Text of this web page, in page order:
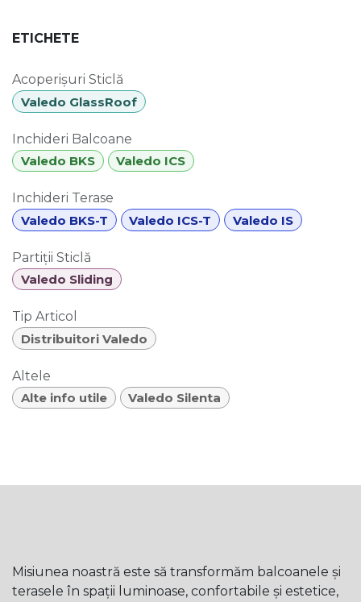
ETICHETE
Acoperișuri Sticlă
Valedo GlassRoof
Inchideri Balcoane
Valedo BKS
Valedo ICS
Inchideri Terase
Valedo BKS-T
Valedo ICS-T Valedo IS
Partiții Sticlă
Valedo Sliding
Tip Articol
Distribuitori Valedo
Altele
Alte info utile
Valedo Silenta
Misiunea noastră este să transformăm balcoanele și
terasele în spații luminoase, confortabile și estetice,